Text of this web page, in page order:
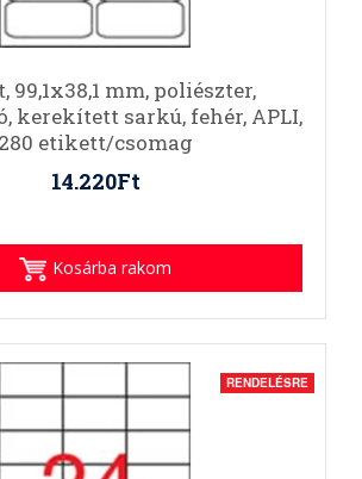
99,1x38,1 mm, poliészter,
kerekített sarkú, fehér, APLI,
280 etikett/csomag
14.220Ft
Kosárba rakom
RENDELÉSRE